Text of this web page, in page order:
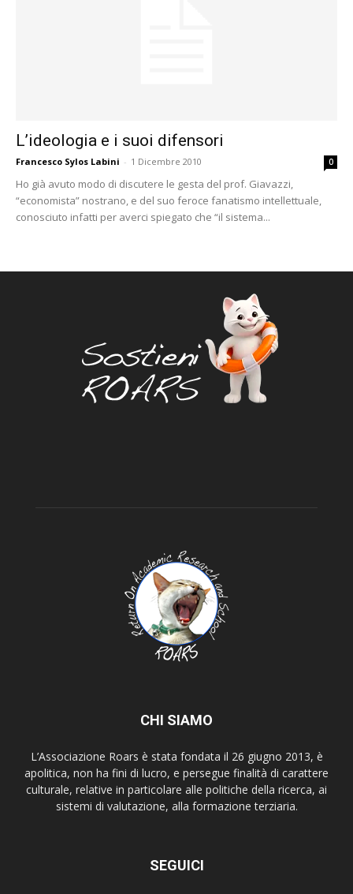
L’ideologia e i suoi difensori
Francesco Sylos Labini - 1 Dicembre 2010 0
Ho già avuto modo di discutere le gesta del prof. Giavazzi,
“economista” nostrano, e del suo feroce fanatismo intellettuale,
conosciuto infatti per averci spiegato che “il sistema...
CHI SIAMO
L’Associazione Roars è stata fondata il 26 giugno 2013, è
apolitica, non ha fini di lucro, e persegue finalità di carattere
culturale, relative in particolare alle politiche della ricerca, ai
sistemi di valutazione, alla formazione terziaria.
SEGUICI